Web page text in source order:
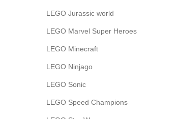
LEGO Jurassic world
LEGO Marvel Super Heroes
LEGO Minecraft
LEGO Ninjago
LEGO Sonic
LEGO Speed Champions